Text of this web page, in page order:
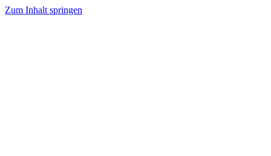
Zum Inhalt springen